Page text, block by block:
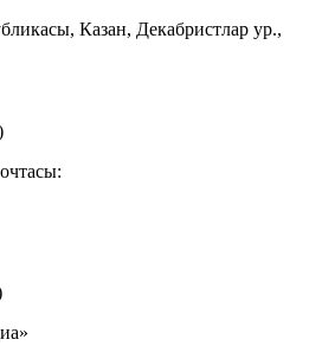
Казан, Декабристлар ур.,